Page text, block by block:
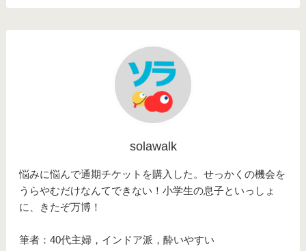
solawalk
悩みに悩んで通期チケットを購入した。せっかくの機会を
うらやむだけなんてできない！小学生の息子といっしょ
に、きたぞ万博！
筆者：40代主婦，インドア派，酔いやすい